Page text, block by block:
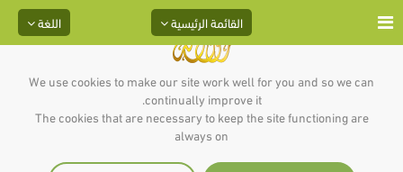
We use cookies to make our site work well for you and so we can
continually improve it.
The cookies that are necessary to keep the site functioning are
always on
اللغة القائمة الرئيسية
أخلاقنا في مجالسنا